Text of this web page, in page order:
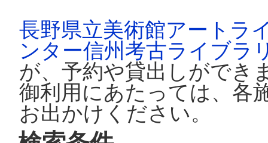
長野県立美術館アートラ
ンター信州考古ライブラ
が、予約や貸出しができ
御利用にあたっては、各
お出かけください。